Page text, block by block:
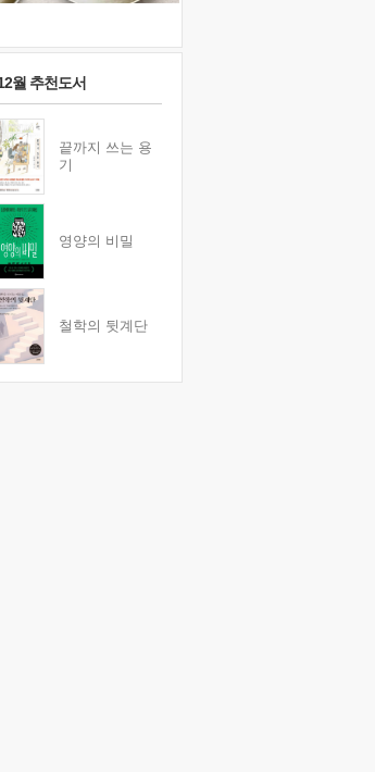
월 추천도서
끝까지 쓰는 용
기
영양의 비밀
철학의 뒷계단